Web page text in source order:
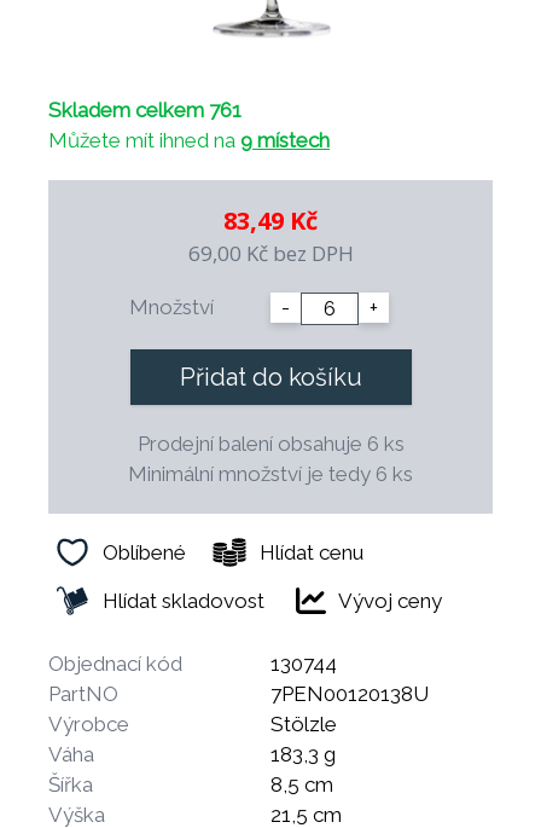
Skladem celkem 761
Můžete mít ihned na 9 místech
83,49 Kč
69,00 Kč bez DPH
Množství - +
Přidat do košíku
Prodejní balení obsahuje 6 ks
Minimální množství je tedy 6 ks
Oblíbené
Hlídat cenu
Hlídat skladovost
Vývoj ceny
Objednací kód
130744
PartNO
7PEN00120138U
Výrobce
Stölzle
Váha
183,3 g
Šířka
8,5 cm
Výška
21,5 cm